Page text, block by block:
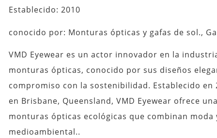
Establecido: 2010
conocido por: Monturas ópticas y gafas de sol.,
VMD Eyewear es un actor innovador en la
monturas ópticas, conocido por sus diseños
compromiso con la sostenibilidad. Establecido en
en Brisbane, Queensland, VMD Eyewear ofrece
monturas ópticas ecológicas que combinan moda
medioambiental..